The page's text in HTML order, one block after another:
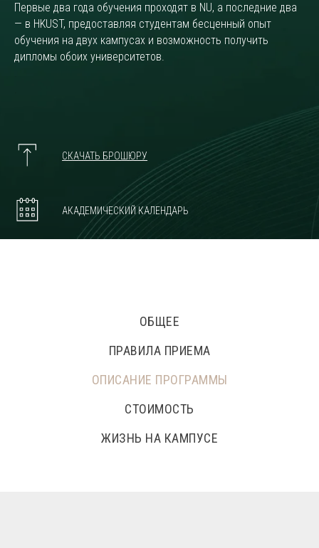
Первые два года обучения проходят в NU, а последние два
— в HKUST, предоставляя студентам бесценный опыт
обучения на двух кампусах и возможность получить
дипломы обоих университетов.
СКАЧАТЬ БРОШЮРУ
АКАДЕМИЧЕСКИЙ КАЛЕНДАРЬ
ОБЩЕЕ
ПРАВИЛА ПРИЕМА
ОПИСАНИЕ ПРОГРАММЫ
СТОИМОСТЬ
ЖИЗНЬ НА КАМПУСЕ